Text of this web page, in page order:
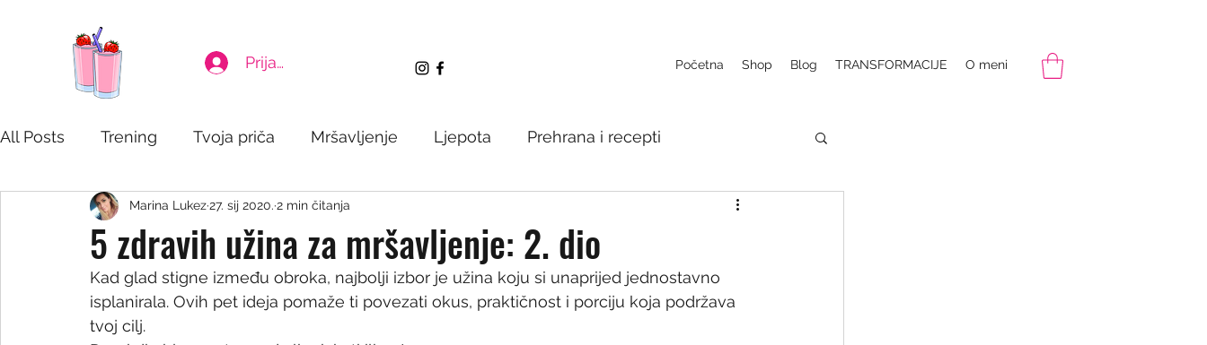
Početna Shop Blog TRANSFORMACIJE O meni
Prijava
All Posts Trening Tvoja priča Mršavljenje Ljepota Prehrana i recepti
Mindset i samopouzdanje Zdravlje i hidratacija
5 zdravih užina za mršavljenje: 2. dio
Marina Lukez27. sij 2020. 2 min čitanja
Kad glad stigne između obroka, najbolji izbor je užina koju si unaprijed jednostavno
isplanirala. Ovih pet ideja pomaže ti povezati okus, praktičnost i porciju koja podržava
tvoj cilj.